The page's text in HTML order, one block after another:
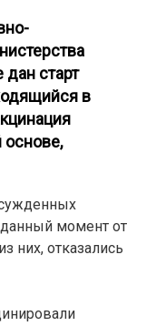
дан старт
в
основе,
данный момент от
них, отказались